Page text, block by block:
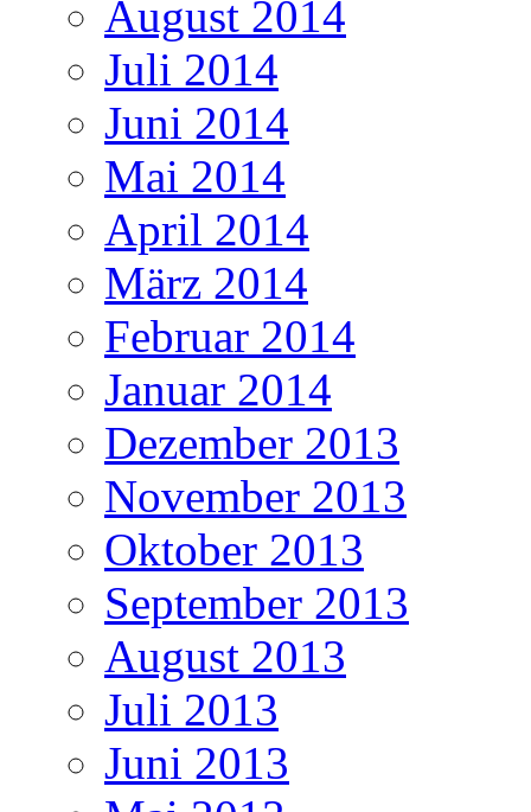
August 2014
Juli 2014
Juni 2014
Mai 2014
April 2014
März 2014
Februar 2014
Januar 2014
Dezember 2013
November 2013
Oktober 2013
September 2013
August 2013
Juli 2013
Juni 2013